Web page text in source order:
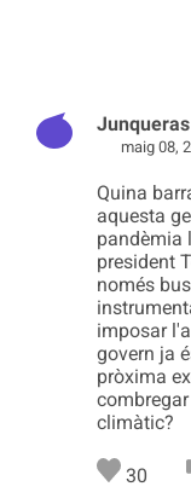
maig 08,
Quina
aquesta
pandèmia
president
només
imposar
govern ja
pròxima
climàtic?
30